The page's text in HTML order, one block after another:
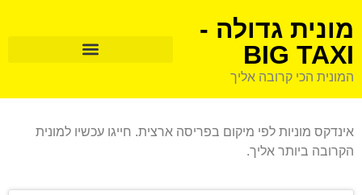
מונית גדולה -
BIG TAXI
המונית הכי קרובה אליך
אינדקס מוניות לפי מיקום בפריסה ארצית. חייגו עכשיו למונית
הקרובה ביותר אליך.